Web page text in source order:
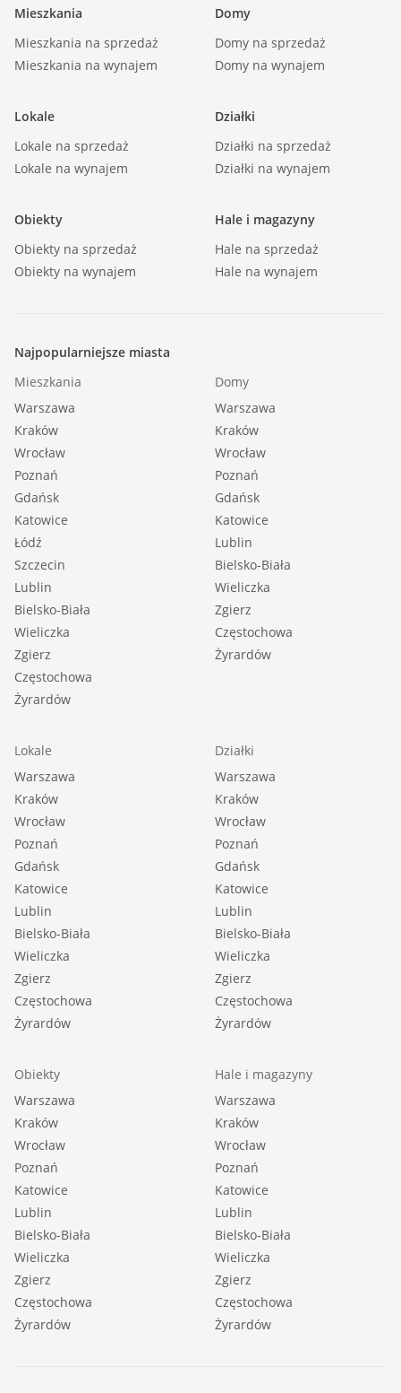
Mieszkania
Mieszkania na sprzedaż
Mieszkania na wynajem
Domy
Domy na sprzedaż
Domy na wynajem
Lokale
Lokale na sprzedaż
Lokale na wynajem
Działki
Działki na sprzedaż
Działki na wynajem
Obiekty
Obiekty na sprzedaż
Obiekty na wynajem
Hale i magazyny
Hale na sprzedaż
Hale na wynajem
Najpopularniejsze miasta
Mieszkania
Warszawa
Kraków
Wrocław
Poznań
Gdańsk
Katowice
Łódź
Szczecin
Lublin
Bielsko-Biała
Wieliczka
Zgierz
Częstochowa
Żyrardów
Domy
Warszawa
Kraków
Wrocław
Poznań
Gdańsk
Katowice
Lublin
Bielsko-Biała
Wieliczka
Zgierz
Częstochowa
Żyrardów
Lokale
Warszawa
Kraków
Wrocław
Poznań
Gdańsk
Katowice
Lublin
Bielsko-Biała
Wieliczka
Zgierz
Częstochowa
Żyrardów
Działki
Warszawa
Kraków
Wrocław
Poznań
Gdańsk
Katowice
Lublin
Bielsko-Biała
Wieliczka
Zgierz
Częstochowa
Żyrardów
Obiekty
Warszawa
Kraków
Wrocław
Poznań
Katowice
Lublin
Bielsko-Biała
Wieliczka
Zgierz
Częstochowa
Żyrardów
Hale i magazyny
Warszawa
Kraków
Wrocław
Poznań
Katowice
Lublin
Bielsko-Biała
Wieliczka
Zgierz
Częstochowa
Żyrardów